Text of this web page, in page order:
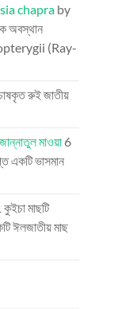
chapra by
অবস্থান
(Ray-
চাষকৃত রুই জাতীয়
জান্নাতুল মাওয়া 6
একটি ভাসমান
কুইচা মাছটি
ঈলজাতীয় মাছ